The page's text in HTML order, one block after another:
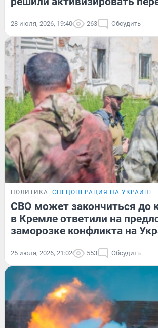
28 июля, 2026, 19:40 263 Обсудить
ПОЛИТИКА СПЕЦОПЕРАЦИЯ НА УКРАИНЕ
СВО может закончиться до
в Кремле ответили на
заморозке конфликта на
25 июля, 2026, 21:02 553 Обсудить